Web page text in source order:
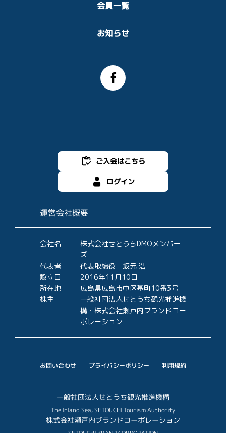
会員一覧
お知らせ
ご入会はこちら
ログイン
運営会社概要
会社名
株式会社せとうちDMOメンバー
ズ
代表者
代表取締役 坂元 浩
設立日
2016年11月10日
所在地
広島県広島市中区基町10番3号
株主
一般社団法人せとうち観光推進機
構・株式会社瀬戸内ブランドコー
ポレーション
お問い合わせ プライバシーポリシー 利用規約
一般社団法人せとうち観光推進機構
The Inland Sea, SETOUCHI Tourism Authority
株式会社瀬戸内ブランドコーポレーション